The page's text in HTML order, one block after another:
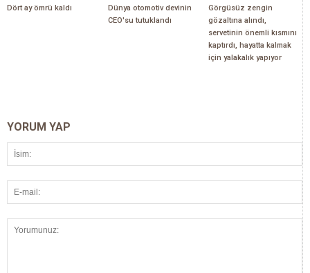
Dört ay ömrü kaldı
Dünya otomotiv devinin
CEO'su tutuklandı
Görgüsüz zengin
gözaltına alındı,
servetinin önemli kısmını
kaptırdı, hayatta kalmak
için yalakalık yapıyor
YORUM YAP